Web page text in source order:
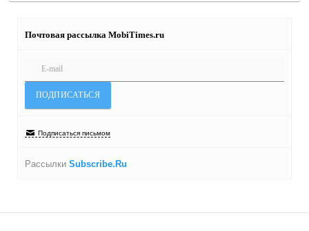
Почтовая рассылка MobiTimes.ru
Подписаться письмом
Рассылки Subscribe.Ru